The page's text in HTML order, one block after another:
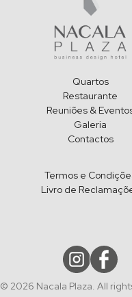
Quartos
Restaurante
Reuniões &
Galeria
Contactos
Termos e
Livro de
© 2026 Nacala Plaza. All